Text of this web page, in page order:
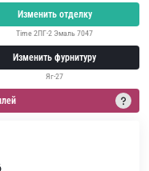
Изменить отделку
Time 2ПГ-2 Эмаль 7047
Изменить фурнитуру
Яг-27